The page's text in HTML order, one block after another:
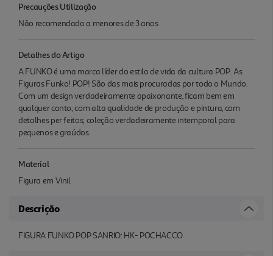
Precauções Utilização
Não recomendado a menores de 3 anos
Detalhes do Artigo
A FUNKO é uma marca líder do estilo de vida da cultura POP. As
Figuras Funko! POP! São das mais procuradas por todo o Mundo.
Com um design verdadeiramente apaixonante, ficam bem em
qualquer canto; com alta qualidade de produção e pintura, com
detalhes per feitos; coleção verdadeiramente intemporal para
pequenos e graúdos.
Material
Figura em Vinil
Descrição
FIGURA FUNKO POP SANRIO: HK- POCHACCO